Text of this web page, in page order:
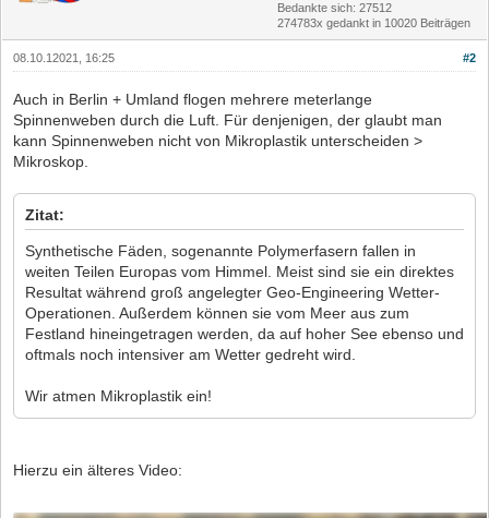
Bedankte sich: 27512
274783x gedankt in 10020 Beiträgen
#2
08.10.12021, 16:25
Auch in Berlin + Umland flogen mehrere meterlange
Spinnenweben durch die Luft. Für denjenigen, der glaubt man
kann Spinnenweben nicht von Mikroplastik unterscheiden >
Mikroskop.
Zitat:
Synthetische Fäden, sogenannte Polymerfasern fallen in
weiten Teilen Europas vom Himmel. Meist sind sie ein direktes
Resultat während groß angelegter Geo-Engineering Wetter-
Operationen. Außerdem können sie vom Meer aus zum
Festland hineingetragen werden, da auf hoher See ebenso und
oftmals noch intensiver am Wetter gedreht wird.
Wir atmen Mikroplastik ein!
Hierzu ein älteres Video: